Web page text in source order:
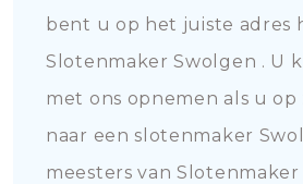
bent u op het juiste adres
Slotenmaker Swolgen . U
met ons opnemen als u
naar een slotenmaker
meesters van